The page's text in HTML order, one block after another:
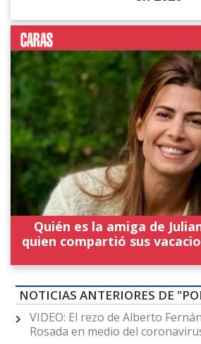
Quién es la amiga de
quien compartió sus
NOTICIAS ANTERIORES DE
VIDEO: El rezo de Alberto
Rosada en medio del